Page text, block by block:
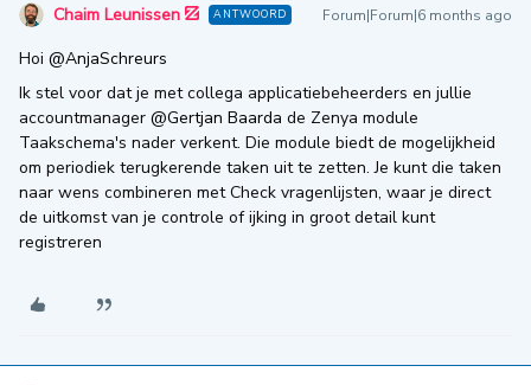
Chaim Leunissen ANTWOORD Forum|Forum|6 months ago
Hoi ​ @AnjaSchreurs
Ik stel voor dat je met collega applicatiebeheerders en jullie
accountmanager ​ @Gertjan Baarda de Zenya module
Taakschema's nader verkent. Die module biedt de mogelijkheid
om periodiek terugkerende taken uit te zetten. Je kunt die taken
naar wens combineren met Check vragenlijsten, waar je direct
de uitkomst van je controle of ijking in groot detail kunt
registreren